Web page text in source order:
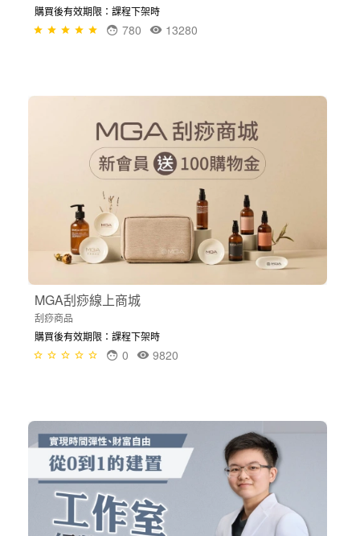
購買後有效期限：課程下架時
13280
780
MGA刮痧線上商城
刮痧商品
購買後有效期限：課程下架時
9820
0